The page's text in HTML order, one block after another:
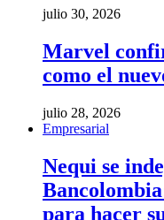
julio 30, 2026
Marvel
como el
julio 28, 2026
Empresarial
Nequi se
para hacer